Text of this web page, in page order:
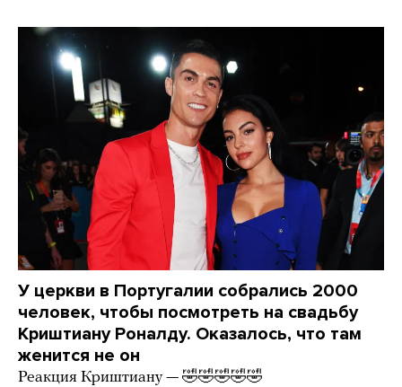
У церкви в Португалии собрались 2000
человек, чтобы посмотреть на свадьбу
Криштиану Роналду. Оказалось, что там
женится не он
Реакция Криштиану — 🤣🤣🤣🤣🤣